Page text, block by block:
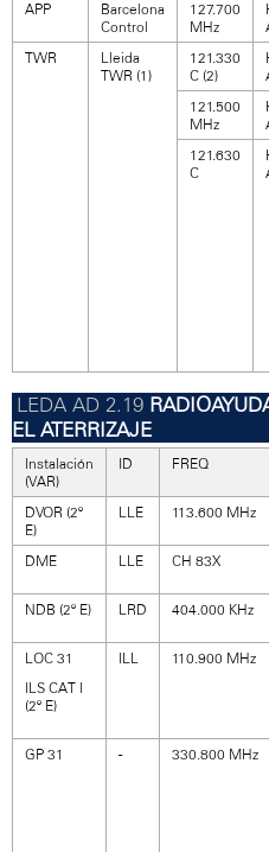
APP
Barcelona
Control
127.700
MHz
TWR
Lleida
TWR (1)
121.330
C (2)
121.500
MHz
121.630
C
EL ATERRIZAJE
Instalación
(VAR)
ID FREQ
DVOR (2º
E)
LLE 113.600 MHz
DME LLE CH 83X
NDB (2º E)
LRD 404.000 KHz
LOC 31
ILS CAT I
(2º E)
ILL 110.900 MHz
GP 31 - 330.800 MHz